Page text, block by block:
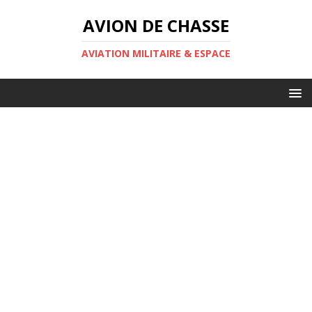
AVION DE CHASSE
AVIATION MILITAIRE & ESPACE